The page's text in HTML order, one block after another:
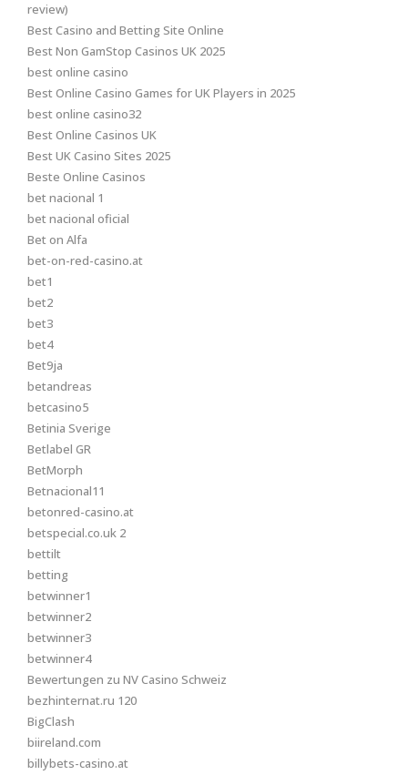
review)
Best Casino and Betting Site Online
Best Non GamStop Casinos UK 2025
best online casino
Best Online Casino Games for UK Players in 2025
best online casino32
Best Online Casinos UK
Best UK Casino Sites 2025
Beste Online Casinos
bet nacional 1
bet nacional oficial
Bet on Alfa
bet-on-red-casino.at
bet1
bet2
bet3
bet4
Bet9ja
betandreas
betcasino5
Betinia Sverige
Betlabel GR
BetMorph
Betnacional11
betonred-casino.at
betspecial.co.uk 2
bettilt
betting
betwinner1
betwinner2
betwinner3
betwinner4
Bewertungen zu NV Casino Schweiz
bezhinternat.ru 120
BigClash
biireland.com
billybets-casino.at